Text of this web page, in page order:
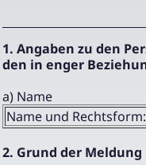
1. Angaben zu den
den in enger
a) Name
Name und Rechtsform:
2. Grund der Meldung